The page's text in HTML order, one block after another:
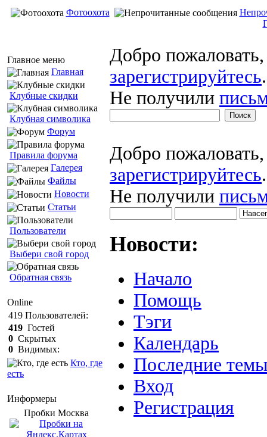
Фотоохота
Главное меню
Главная
Клубные скидки
Клубная символика
Форум
Правила форума
Галерея
Файлы
Новости
Статьи
Пользователи
Выбери свой город
Обратная связь
Online
419 Пользователей:
419 Гостей
0 Скрытых
0 Видимых:
Кто, где
есть
Информеры
Пробки Mосква
Добро
зарегистрируйтесь.
Не получили
Добро
зарегистрируйтесь.
Не получили
Новости:
Начало
Помощь
Тэги
Календарь
Последние
Вход
Регистрация